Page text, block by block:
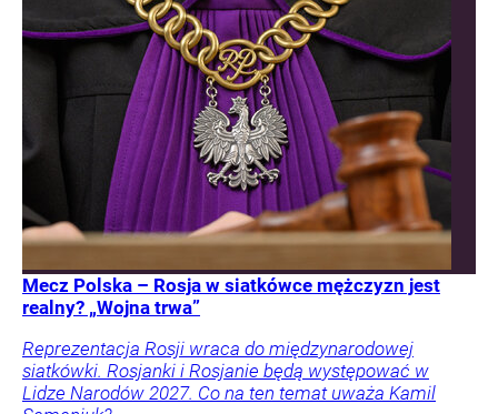
Mecz Polska – Rosja w siatkówce mężczyzn jest
realny? „Wojna trwa”
Reprezentacja Rosji wraca do międzynarodowej
siatkówki. Rosjanki i Rosjanie będą występować w
Lidze Narodów 2027. Co na ten temat uważa Kamil